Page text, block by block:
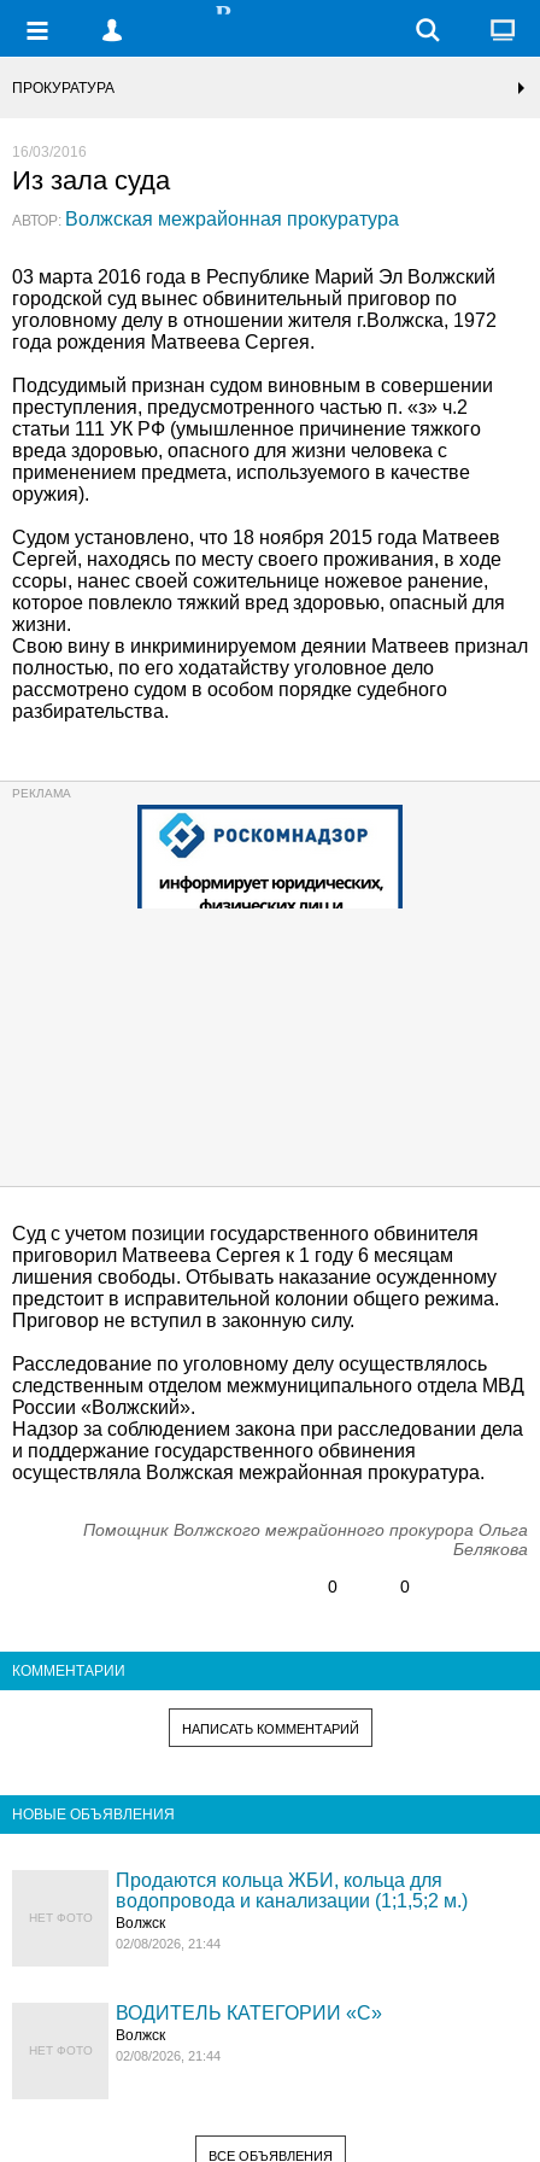
ПРОКУРАТУРА
16/03/2016
Из зала суда
АВТОР: Волжская межрайонная прокуратура
03 марта 2016 года в Республике Марий Эл Волжский
городской суд вынес обвинительный приговор по
уголовному делу в отношении жителя г.Волжска, 1972
года рождения Матвеева Сергея.
Подсудимый признан судом виновным в совершении
преступления, предусмотренного частью п. «з» ч.2
статьи 111 УК РФ (умышленное причинение тяжкого
вреда здоровью, опасного для жизни человека с
применением предмета, используемого в качестве
оружия).
Судом установлено, что 18 ноября 2015 года Матвеев
Сергей, находясь по месту своего проживания, в ходе
ссоры, нанес своей сожительнице ножевое ранение,
которое повлекло тяжкий вред здоровью, опасный для
жизни.
Свою вину в инкриминируемом деянии Матвеев признал
полностью, по его ходатайству уголовное дело
рассмотрено судом в особом порядке судебного
разбирательства.
Суд с учетом позиции государственного обвинителя
приговорил Матвеева Сергея к 1 году 6 месяцам
лишения свободы. Отбывать наказание осужденному
предстоит в исправительной колонии общего режима.
Приговор не вступил в законную силу.
Расследование по уголовному делу осуществлялось
следственным отделом межмуниципального отдела МВД
России «Волжский».
Надзор за соблюдением закона при расследовании дела
и поддержание государственного обвинения
осуществляла Волжская межрайонная прокуратура.
Помощник Волжского межрайонного прокурора Ольга
Белякова
0
0
КОММЕНТАРИИ
НАПИСАТЬ КОММЕНТАРИЙ
НОВЫЕ ОБЪЯВЛЕНИЯ
НЕТ ФОТО
Продаются кольца ЖБИ, кольца для
водопровода и канализации (1;1,5;2 м.)
Волжск
02/08/2026, 21:44
НЕТ ФОТО
ВОДИТЕЛЬ КАТЕГОРИИ «C»
Волжск
02/08/2026, 21:44
ВСЕ ОБЪЯВЛЕНИЯ